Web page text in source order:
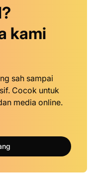
kami
sah sampai
Cocok untuk
media online.